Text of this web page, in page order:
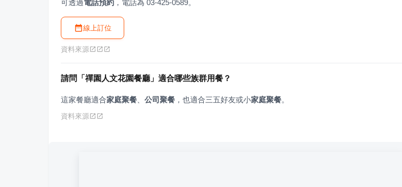
可透過電話預約 ，電話為 03-425-0589。
線上訂位
資料來源
請問「禪園人文花園餐廳」適合哪些族群用餐？
這家餐廳適合家庭聚餐 公司聚餐 ，也適合三五好友或小家庭聚餐。
資料來源